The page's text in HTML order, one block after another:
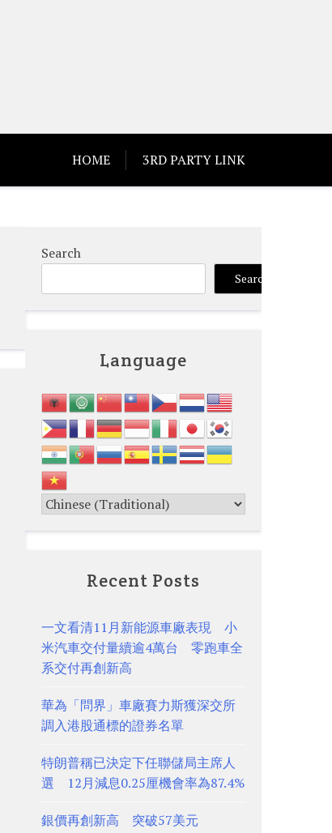
HOME 3RD PARTY LINK
Search
Search
Language
Recent Posts
一文看清11月新能源車廠表現 小
米汽車交付量續逾4萬台 零跑車全
系交付再創新高
華為「問界」車廠賽力斯獲深交所
調入港股通標的證券名單
特朗普稱已決定下任聯儲局主席人
選 12月減息0.25厘機會率為87.4%
銀價再創新高 突破57美元